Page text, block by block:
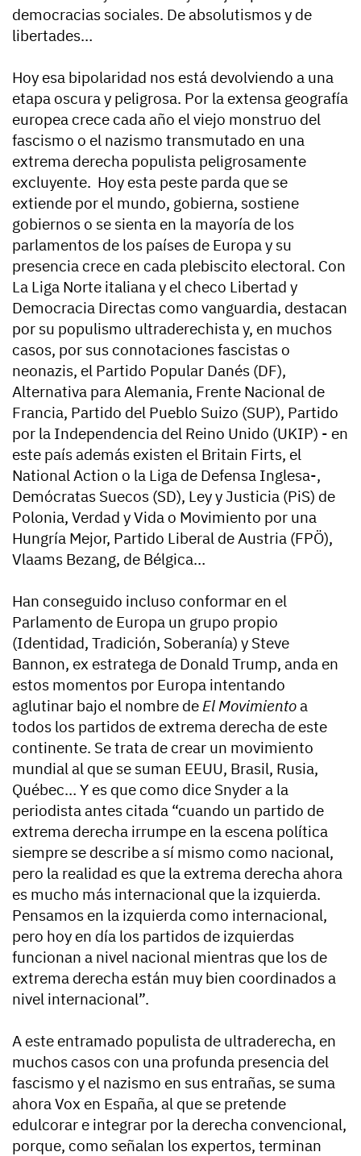
democracias sociales. De absolutismos y de
libertades…
Hoy esa bipolaridad nos está devolviendo a una
etapa oscura y peligrosa. Por la extensa geografía
europea crece cada año el viejo monstruo del
fascismo o el nazismo transmutado en una
extrema derecha populista peligrosamente
excluyente. Hoy esta peste parda que se
extiende por el mundo, gobierna, sostiene
gobiernos o se sienta en la mayoría de los
parlamentos de los países de Europa y su
presencia crece en cada plebiscito electoral. Con
La Liga Norte italiana y el checo Libertad y
Democracia Directas como vanguardia, destacan
por su populismo ultraderechista y, en muchos
casos, por sus connotaciones fascistas o
neonazis, el Partido Popular Danés (DF),
Alternativa para Alemania, Frente Nacional de
Francia, Partido del Pueblo Suizo (SUP), Partido
por la Independencia del Reino Unido (UKIP) - en
este país además existen el Britain Firts, el
National Action o la Liga de Defensa Inglesa-,
Demócratas Suecos (SD), Ley y Justicia (PiS) de
Polonia, Verdad y Vida o Movimiento por una
Hungría Mejor, Partido Liberal de Austria (FPÖ),
Vlaams Bezang, de Bélgica…
Han conseguido incluso conformar en el
Parlamento de Europa un grupo propio
(Identidad, Tradición, Soberanía) y Steve
Bannon, ex estratega de Donald Trump, anda en
estos momentos por Europa intentando
aglutinar bajo el nombre deEl Movimientoa
todos los partidos de extrema derecha de este
continente. Se trata de crear un movimiento
mundial al que se suman EEUU, Brasil, Rusia,
Québec… Y es que como dice Snyder a la
periodista antes citada “cuando un partido de
extrema derecha irrumpe en la escena política
siempre se describe a sí mismo como nacional,
pero la realidad es que la extrema derecha ahora
es mucho más internacional que la izquierda.
Pensamos en la izquierda como internacional,
pero hoy en día los partidos de izquierdas
funcionan a nivel nacional mientras que los de
extrema derecha están muy bien coordinados a
nivel internacional”.
A este entramado populista de ultraderecha, en
muchos casos con una profunda presencia del
fascismo y el nazismo en sus entrañas, se suma
ahora Vox en España, al que se pretende
edulcorar e integrar por la derecha convencional,
porque, como señalan los expertos, terminan